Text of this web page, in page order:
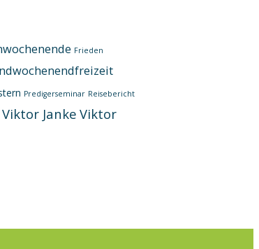
Frieden
Predigerseminar Reisebericht
Viktor Janke Viktor